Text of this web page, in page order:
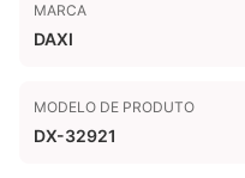
MARCA
DAXI
MODELO DE PRODUTO
DX-32921